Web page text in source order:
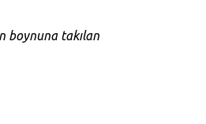
boynuna takılan